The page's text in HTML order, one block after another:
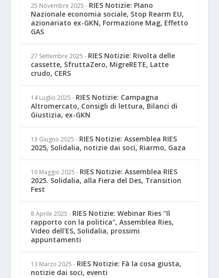
25 Novembre 2025 - RIES Notizie: PIano
Nazionale economia sociale, Stop Rearm EU,
azionariato ex-GKN, Formazione Mag, Effetto
GAS
27 Settembre 2025 - RIES Notizie: Rivolta delle
cassette, SfruttaZero, MigreRETE, Latte
crudo, CERS
14 Luglio 2025 - RIES Notizie: Campagna
Altromercato, Consigli di lettura, Bilanci di
Giustizia, ex-GKN
13 Giugno 2025 - RIES Notizie: Assemblea RIES
2025, Solidalia, notizie dai soci, Riarmo, Gaza
16 Maggio 2025 - RIES Notizie: Assemblea RIES
2025. Solidalia, alla Fiera del Des, Transition
Fest
8 Aprile 2025 - RIES Notizie: Webinar Ries "Il
rapporto con la politica", Assemblea Ries,
Video dell'ES, Solidalia, prossimi
appuntamenti
13 Marzo 2025 - RIES Notizie: Fà la cosa giusta,
notizie dai soci, eventi